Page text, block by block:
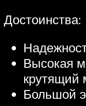
Достоинства:
Высокая
крутящий
Большой